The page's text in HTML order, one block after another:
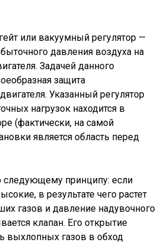
или вакуумный регулятор —
давления воздуха на
Задачей данного
защита
Указанный регулятор
нагрузок находится в
(фактически, на самой
является область перед
следующему принципу: если
в результате чего растет
газов и давление надувочного
клапан. Его открытие
выхлопных газов в обход